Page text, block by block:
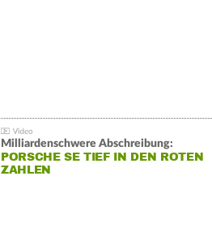
Milliardenschwere Abschreibung:
PORSCHE SE TIEF IN DEN ROTEN
ZAHLEN